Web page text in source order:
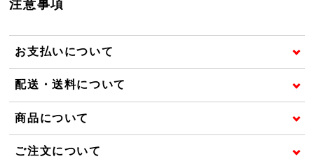
注意事項
お支払いについて
配送・送料について
商品について
ご注文について